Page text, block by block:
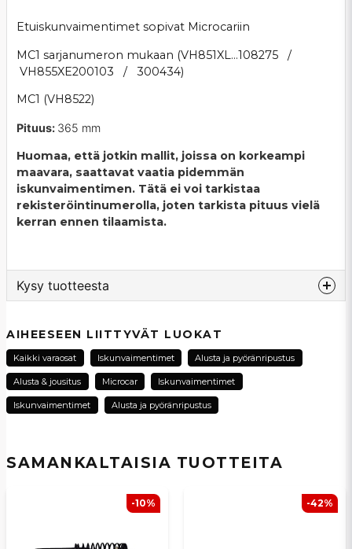
SAMANKALTAISIA ​​TUOTTEITA
-10% -42%
Etuiskunvaimentimet sopivat Microcariin
MC1 sarjanumeron mukaan (VH851XL...108275 /
VH855XE200103 / 300434)
MC1 (VH8522)
Pituus: 365 mm
Huomaa, että jotkin mallit, joissa on korkeampi
maavara, saattavat vaatia pidemmän
iskunvaimentimen. Tätä ei voi tarkistaa
rekisteröintinumerolla, joten tarkista pituus vielä
kerran ennen tilaamista.
Kysy tuotteesta
Kysy meiltä tästä tuotteesta...
name
Nimi
email
Sähköpostiosoite
Kyllä, voit julkaista kysymykseni
AIHEESEEN LIITTYVÄT LUOKAT
Kaikki varaosat Iskunvaimentimet Alusta ja pyöränripustus
Alusta & jousitus Microcar Iskunvaimentimet
Iskunvaimentimet Alusta ja pyöränripustus